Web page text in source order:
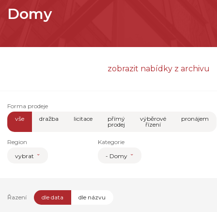
Domy
zobrazit nabídky z archivu
Forma prodeje
vše
dražba licitace
přímý
prodej
výběrové
řízení
pronájem
Region
vybrat
Kategorie
- Domy
Řazení dle data dle názvu